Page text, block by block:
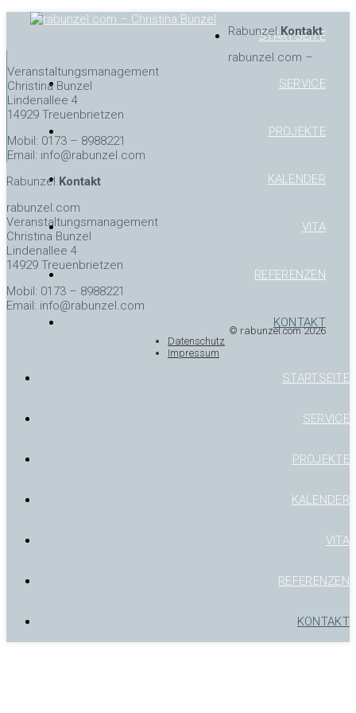
STARTSEITE
SERVICE
PROJEKTE
KALENDER
VITA
REFERENZEN
KONTAKT
STARTSEITE
SERVICE
PROJEKTE
KALENDER
VITA
REFERENZEN
KONTAKT
Rabunzel.Kontakt
rabunzel.com –
Veranstaltungsmanagement
Christina Bunzel
Lindenallee 4
14929 Treuenbrietzen
Mobil: 0173 – 8988221
Email: info@rabunzel.com
Rabunzel.Kontakt
rabunzel.com
Veranstaltungsmanagement
Christina Bunzel
Lindenallee 4
14929 Treuenbrietzen
Mobil: 0173 – 8988221
Email: info@rabunzel.com
© rabunzel.com 2026
Datenschutz
Impressum